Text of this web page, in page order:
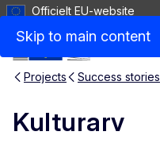
Skip to main content
Officielt EU-website
Projects Success stories
Kulturarv